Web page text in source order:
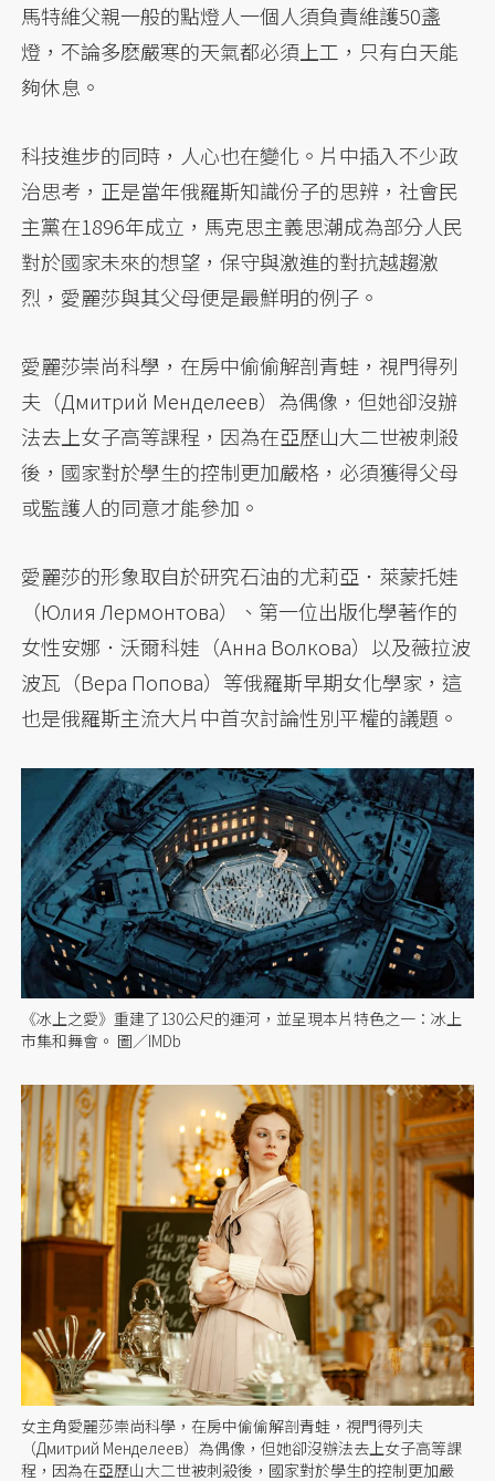
馬特維父親一般的點燈人一個人須負責維護50盞
燈，不論多麽嚴寒的天氣都必須上工，只有白天能
夠休息。
科技進步的同時，人心也在變化。片中插入不少政
治思考，正是當年俄羅斯知識份子的思辨，社會民
主黨在1896年成立，馬克思主義思潮成為部分人民
對於國家未來的想望，保守與激進的對抗越趨激
烈，愛麗莎與其父母便是最鮮明的例子。
愛麗莎崇尚科學，在房中偷偷解剖青蛙，視門得列
夫（Дмитрий Менделеев）為偶像，但她卻沒辦
法去上女子高等課程，因為在亞歷山大二世被刺殺
後，國家對於學生的控制更加嚴格，必須獲得父母
或監護人的同意才能參加。
愛麗莎的形象取自於研究石油的尤莉亞．萊蒙托娃
（Юлия Лермонтова）、第一位出版化學著作的
女性安娜．沃爾科娃（Анна Волкова）以及薇拉波
波瓦（Вера Попова）等俄羅斯早期女化學家，這
也是俄羅斯主流大片中首次討論性別平權的議題。
《冰上之愛》重建了130公尺的運河，並呈現本片特色之一：冰上
市集和舞會。 圖／IMDb
女主角愛麗莎崇尚科學，在房中偷偷解剖青蛙，視門得列夫
（Дмитрий Менделеев）為偶像，但她卻沒辦法去上女子高等課
程，因為在亞歷山大二世被刺殺後，國家對於學生的控制更加嚴